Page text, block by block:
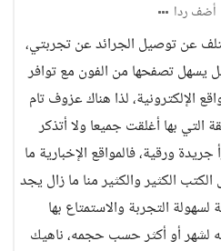
أضف ردا
عن توصيل الجرائد عن تجربتي،
يسهل تصفحها من الفون مع توافر
الإلكترونية، لذا هناك عزوف تام
التي بها أغلقت جميعا ولا أتذكر
ورقية، فالمواقع الإخبارية ما
الكثير والكثير منا ما زال يجد
التجربة والاستمتاع بها
لشهر أو أكثر حسب حجمه، ناهيك